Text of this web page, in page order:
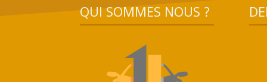
QUI SOMMES NOUS ?